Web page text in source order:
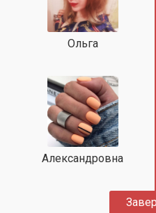
Ольга
Александровна